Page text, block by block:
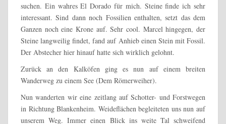
suchen. Ein wahres El Dorado für mich. Steine finde ich sehr
interessant. Sind dann noch Fossilien enthalten, setzt das dem
Ganzen noch eine Krone auf. Sehr cool. Marcel hingegen, der
Steine langweilig findet, fand auf Anhieb einen Stein mit Fossil.
Der Abstecher hier hinauf hatte sich wirklich gelohnt.
Zurück an den Kalköfen ging es nun auf einem breiten
Wanderweg zu einem See (Dem Römerweiher).
Nun wanderten wir eine zeitlang auf Schotter- und Forstwegen
in Richtung Blankenheim. Weideflächen begleiteten uns nun auf
unserem Weg. Immer einen Blick ins weite Tal schweifend